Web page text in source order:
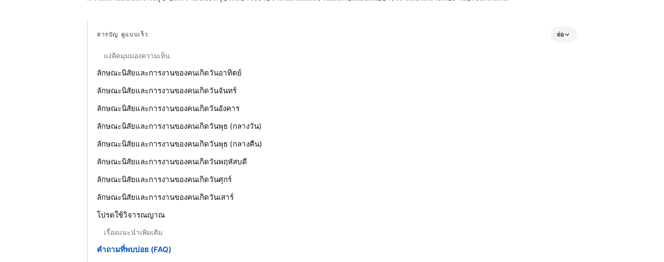
สารบัญ ดูแบบเร็ว ย่อ
แง่คิดมุมมองความเห็น
ลักษณะนิสัยและการงานของคนเกิดวันอาทิตย์
ลักษณะนิสัยและการงานของคนเกิดวันจันทร์
ลักษณะนิสัยและการงานของคนเกิดวันอังคาร
ลักษณะนิสัยและการงานของคนเกิดวันพุธ (กลางวัน)
ลักษณะนิสัยและการงานของคนเกิดวันพุธ (กลางคืน)
ลักษณะนิสัยและการงานของคนเกิดวันพฤหัสบดี
ลักษณะนิสัยและการงานของคนเกิดวันศุกร์
ลักษณะนิสัยและการงานของคนเกิดวันเสาร์
โปรดใช้วิจารณญาณ
เรื่องแนะนำเพิ่มเติม
คำถามที่พบบ่อย (FAQ)